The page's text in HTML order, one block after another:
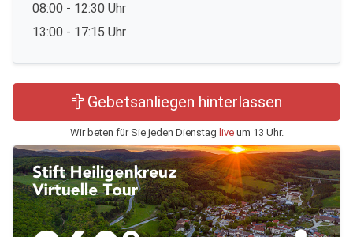
08:00 - 12:30 Uhr
13:00 - 17:15 Uhr
Gebetsanliegen hinterlassen
Wir beten für Sie jeden Dienstag liveum 13 Uhr.